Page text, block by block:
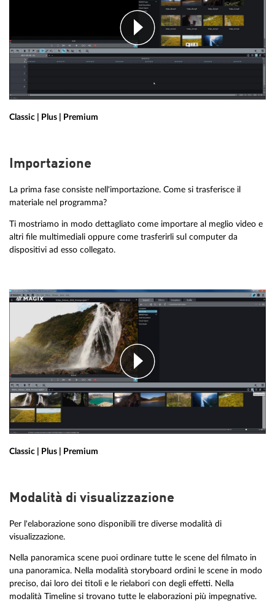
Classic | Plus | Premium
Importazione
La prima fase consiste nell'importazione. Come si trasferisce il
materiale nel programma?
Ti mostriamo in modo dettagliato come importare al meglio video e
altri file multimediali oppure come trasferirli sul computer da
dispositivi ad esso collegato.
Classic | Plus | Premium
Modalità di visualizzazione
Per l'elaborazione sono disponibili tre diverse modalità di
visualizzazione.
Nella panoramica scene puoi ordinare tutte le scene del filmato in
una panoramica. Nella modalità storyboard ordini le scene in modo
preciso, dai loro dei titoli e le rielabori con degli effetti. Nella
modalità Timeline si trovano tutte le elaborazioni più impegnative.